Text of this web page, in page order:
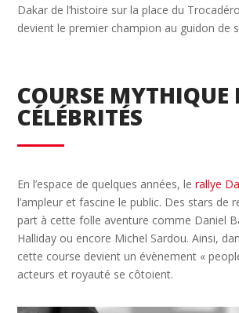
Dakar de l’histoire sur la place du
devient le premier champion au guidon de
COURSE MYTHIQUE
CÉLÉBRITÉS
En l’espace de quelques années, lerallye
l’ampleur et fascine le public. Des stars de
part à cette folle aventure comme Daniel
Halliday ou encore Michel Sardou. Ainsi,
cette course devient un évènement «
acteurs et royauté se côtoient.